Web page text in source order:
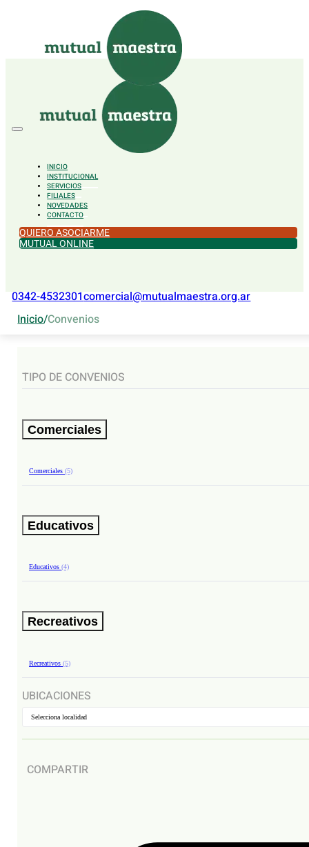
Saltar al pie de página
INICIO
INSTITUCIONAL
SERVICIOS
FILIALES
NOVEDADES
CONTACTO
QUIERO ASOCIARME
MUTUAL ONLINE
0342-4532301comercial@mutualmaestra.org.ar
Inicio/Convenios
TIPO DE CONVENIOS
Comerciales
Comerciales(5)
Educativos
Educativos(4)
Recreativos
Recreativos(5)
UBICACIONES
Selecciona localidad
COMPARTIR